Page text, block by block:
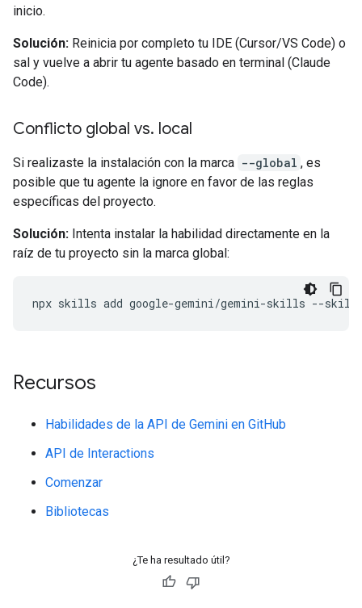
inicio.
Solución: Reinicia por completo tu IDE (Cursor/VS Code) o
sal y vuelve a abrir tu agente basado en terminal (Claude
Code).
Conflicto global vs. local
Si realizaste la instalación con la marca --global , es
posible que tu agente la ignore en favor de las reglas
específicas del proyecto.
Solución: Intenta instalar la habilidad directamente en la
raíz de tu proyecto sin la marca global:
npx skills add google-gemini/gemini-skills --skill
Recursos
Habilidades de la API de Gemini en GitHub
API de Interactions
Comenzar
Bibliotecas
¿Te ha resultado útil?